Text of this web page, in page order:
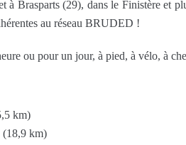
Brasparts (29), dans le Finistère et
au réseau BRUDED !
ou pour un jour, à pied, à vélo, à
km)
(18,9 km)